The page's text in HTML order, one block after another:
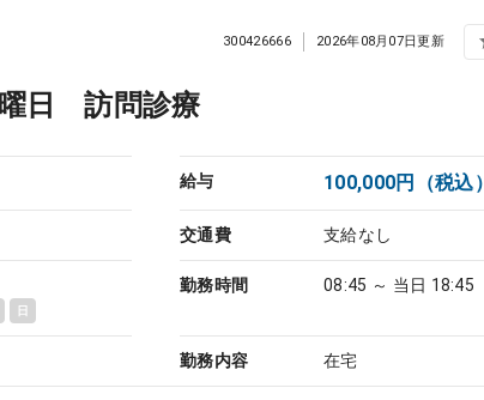
曜日 訪問診療
300426666 2026年08月07日更新
給与 100,000円（税込）
交通費 支給なし
日
勤務時間 08:45 ～ 当日 18:45
勤務内容 在宅